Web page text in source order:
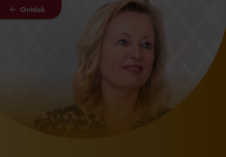
Naar hoofdcontent
Ontdek